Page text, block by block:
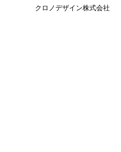
クロノデザイン株式会社